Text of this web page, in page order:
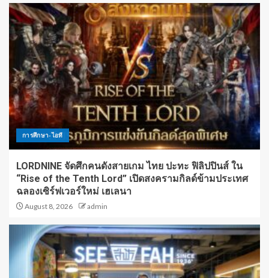
การศึกษา-ไอที
LORDNINE จัดศึกคนดังสายเกม ไทย ปะทะ ฟิลิปปินส์ ใน
“Rise of the Tenth Lord” เปิดสงครามกิลด์ข้ามประเทศ
ฉลองเซิร์ฟเวอร์ใหม่ เฮเลนา
August 8, 2026 admin